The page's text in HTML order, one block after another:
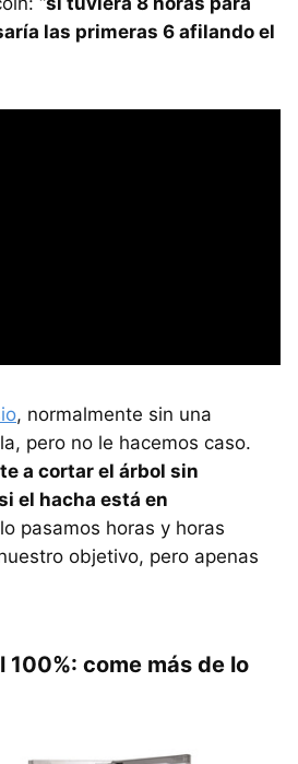
las primeras 6 afilando el
, normalmente sin una
pero no le hacemos caso.
a cortar el árbol sin
el hacha está en
pasamos horas y horas
objetivo, pero apenas
100%: come más de lo